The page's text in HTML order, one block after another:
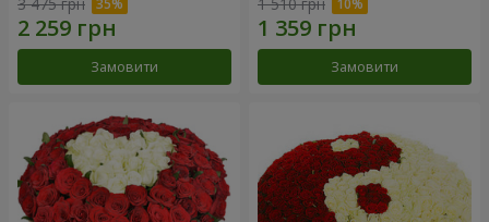
Замовити Замовити